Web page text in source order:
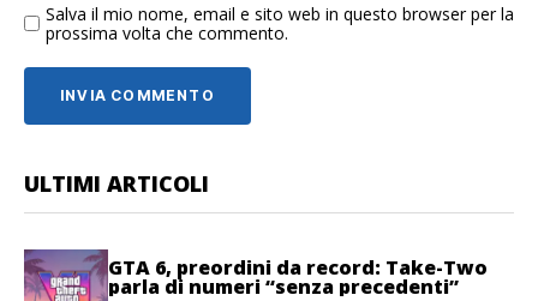
Salva il mio nome, email e sito web in questo browser per la
prossima volta che commento.
ULTIMI ARTICOLI
GTA 6, preordini da record: Take-Two
parla di numeri “senza precedenti”